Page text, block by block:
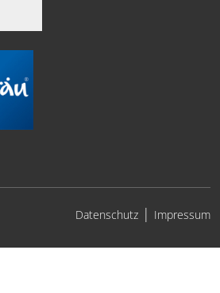
Datenschutz| Impressum